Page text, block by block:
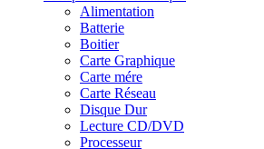
Alimentation
Batterie
Boitier
Carte Graphique
Carte mére
Carte Réseau
Disque Dur
Lecture CD/DVD
Processeur